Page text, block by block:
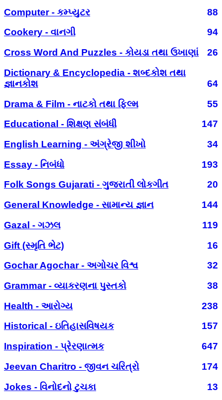
Computer - કમ્પ્યુટર
88
Cookery - વાનગી
94
Cross Word And Puzzles - કોયડા તથા ઉખાણાં
26
Dictionary & Encyclopedia - શબ્દકોશ તથા
જ્ઞાનકોશ
64
Drama & Film - નાટકો તથા ફિલ્મ
55
Educational - શિક્ષણ સંબંધી
147
English Learning - અંગ્રેજી શીખો
34
Essay - નિબંધો
193
Folk Songs Gujarati - ગુજરાતી લોકગીત
20
General Knowledge - સામાન્ય જ્ઞાન
144
Gazal - ગઝલ
119
Gift (સ્મૃતિ ભેટ)
16
Gochar Agochar - અગોચર વિશ્વ
32
Grammar - વ્યાકરણના પુસ્તકો
38
Health - આરોગ્ય
238
Historical - ઇતિહાસવિષયક
157
Inspiration - પ્રેરણાત્મક
647
Jeevan Charitro - જીવન ચરિત્રો
174
Jokes - વિનોદનો ટુચકા
13